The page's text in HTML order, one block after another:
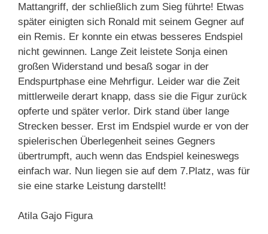
Mattangriff, der schließlich zum Sieg führte! Etwas
später einigten sich Ronald mit seinem Gegner auf
ein Remis. Er konnte ein etwas besseres Endspiel
nicht gewinnen. Lange Zeit leistete Sonja einen
großen Widerstand und besaß sogar in der
Endspurtphase eine Mehrfigur. Leider war die Zeit
mittlerweile derart knapp, dass sie die Figur zurück
opferte und später verlor. Dirk stand über lange
Strecken besser. Erst im Endspiel wurde er von der
spielerischen Überlegenheit seines Gegners
übertrumpft, auch wenn das Endspiel keineswegs
einfach war. Nun liegen sie auf dem 7.Platz, was für
sie eine starke Leistung darstellt!
Atila Gajo Figura